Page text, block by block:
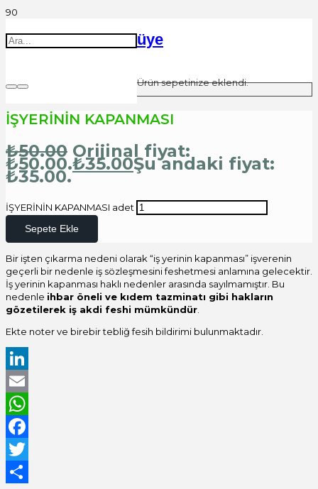
üye
Ürünsepetinize eklendi.
İŞYERİNİN KAPANMASI
₺50.00 Orijinal fiyat:
₺50.00.₺35.00Şu andaki fiyat:
₺35.00.
İŞYERİNİN KAPANMASI adet
Sepete Ekle
Bir işten çıkarma nedeni olarak “iş yerinin kapanması” işverenin
geçerli bir nedenle iş sözleşmesini feshetmesi anlamına gelecektir.
İş yerinin kapanması haklı nedenler arasında sayılmamıştır. Bu
nedenle ihbar öneli ve kıdem tazminatı gibi hakların
gözetilerek iş akdi feshi mümkündür
Ekte noter ve birebir tebliğ fesih bildirimi bulunmaktadır.
LinkedIn
Email
WhatsApp
Facebook
Twitter